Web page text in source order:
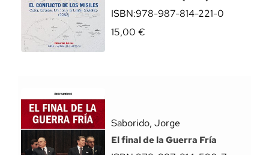
ISBN:978-987-814-221-0
15,00 €
Saborido, Jorge
El final de la Guerra Fría